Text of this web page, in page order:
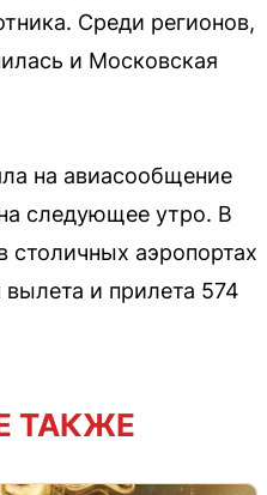
Среди регионов,
и Московская
на авиасообщение
следующее утро. В
столичных аэропортах
и прилета 574
ТАКЖЕ